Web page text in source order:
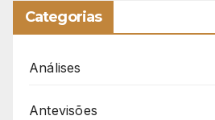
Categorias
Análises
Antevisões